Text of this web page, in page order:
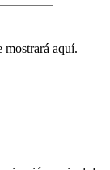
mostrará aquí.